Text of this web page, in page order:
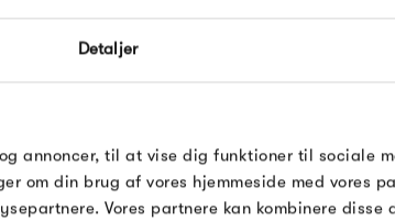
Detaljer
annoncer, til at vise dig funktioner til sociale
om din brug af vores hjemmeside med vores
Vores partnere kan kombinere disse
møbler, interiør og boligtekstiler.
2002 og lanceret i 2003 til IMM
møbelmesser. Siden er det gået
Der er et klart fokus på at skabe
deres udtryk, at det næsten virker